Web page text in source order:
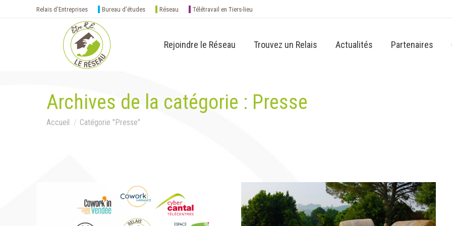
Relais d'Entreprises Bureau d’études Réseau Télétravail en Tiers-lieu
Rejoindre le Réseau Trouvez un Relais Actualités Partenaires
Archives de la catégorie : Presse
Vous êtes ici :
Accueil Catégorie "Presse"